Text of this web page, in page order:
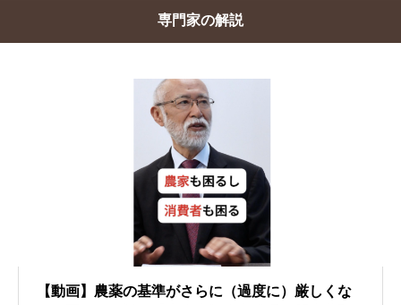
専門家の解説
【動画】農薬の基準がさらに（過度に）厳しくな